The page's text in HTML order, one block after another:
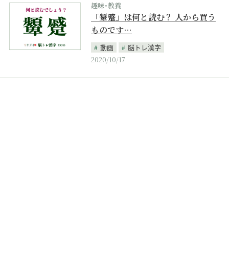
趣味･教養
「顰蹙」は何と読む？ 人から買う
ものです…
動画
脳トレ漢字
2020/10/17